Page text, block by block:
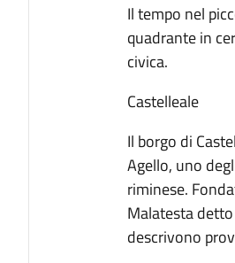
Il tempo nel
quadrante in
civica.
Castelleale
Il borgo di
Agello, uno
riminese.
Malatesta
descrivono